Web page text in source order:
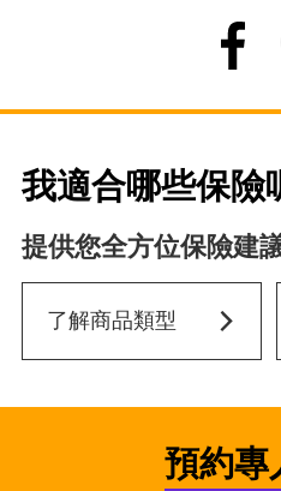
我適合哪些保險
提供您全方位保險建
了解商品類型
預約專